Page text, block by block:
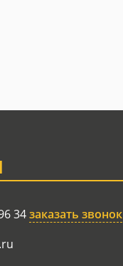
34заказать звонок